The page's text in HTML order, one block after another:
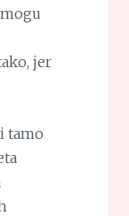
jer
tamo